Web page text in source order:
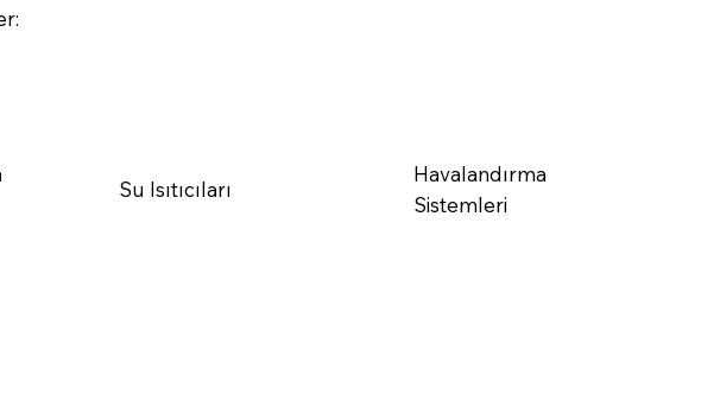
Su Isıtıcıları
Havalandırma
Sistemleri